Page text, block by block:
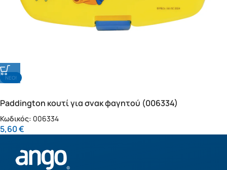
NΕΟ!
Paddington κουτί για σνακ φαγητού (006334)
Κωδικός: 006334
5,60€